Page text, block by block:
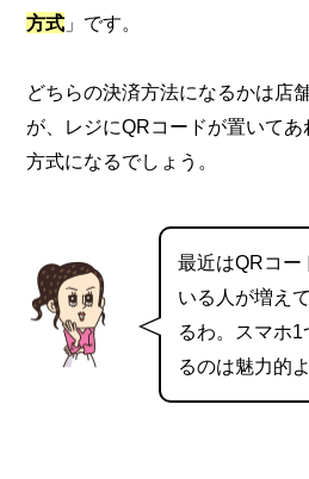
方式 」です。
どちらの決済方法になるかは店
が、レジにQRコードが置いて
方式になるでしょう。
最近はQRコー
いる人が増え
るわ。スマホ1
るのは魅力的